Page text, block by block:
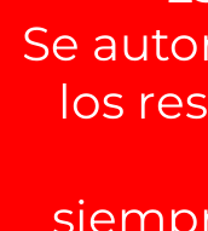
Se
los